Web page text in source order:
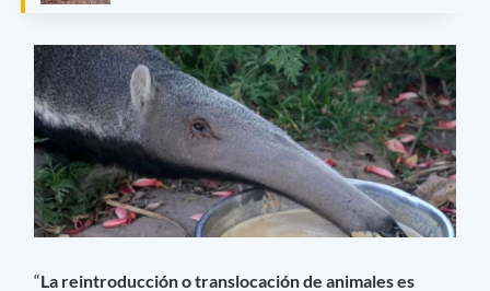
“La reintroducción o translocación de animales es